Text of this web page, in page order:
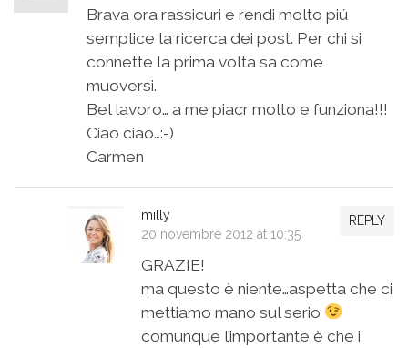
Brava ora rassicuri e rendi molto piú
semplice la ricerca dei post. Per chi si
connette la prima volta sa come
muoversi.
Bel lavoro… a me piacr molto e funziona!!!
Ciao ciao…:-)
Carmen
REPLY
milly
20 novembre 2012 at 10:35
GRAZIE!
ma questo è niente…aspetta che ci
mettiamo mano sul serio
comunque l’importante è che i